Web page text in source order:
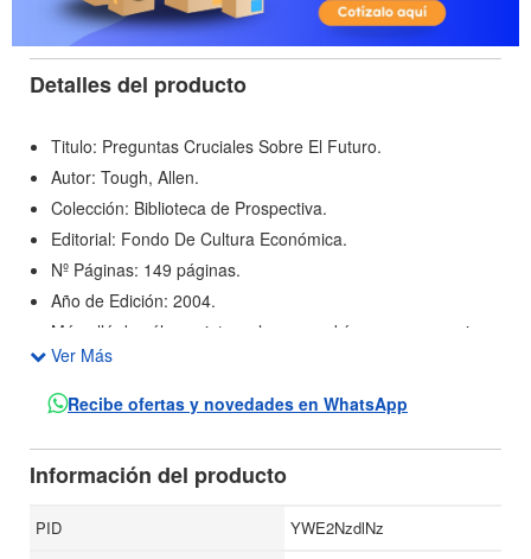
Detalles del producto
Titulo: Preguntas Cruciales Sobre El Futuro.
Autor: Tough, Allen.
Colección: Biblioteca de Prospectiva.
Editorial: Fondo De Cultura Económica.
Nº Páginas: 149 páginas.
Año de Edición: 2004.
Más allá de sólo conjeturar lo que podríamos esperar si
continúan las tendencias actuales (desmedido crecimiento
poblacional, deterioro del planeta, la posibilidad latente de
con una visión predominante de corto plazo), el objetivo de
este libro es definir las prioridades de la humanidad para
Ver Más
Recibe ofertas y novedades en WhatsApp
Información del producto
PID
YWE2NzdlNz